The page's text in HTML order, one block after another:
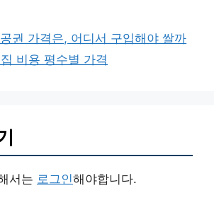
권 가격은, 어디서 구입해야 쌀까
비용 평수별 가격
서는 로그인해야합니다.